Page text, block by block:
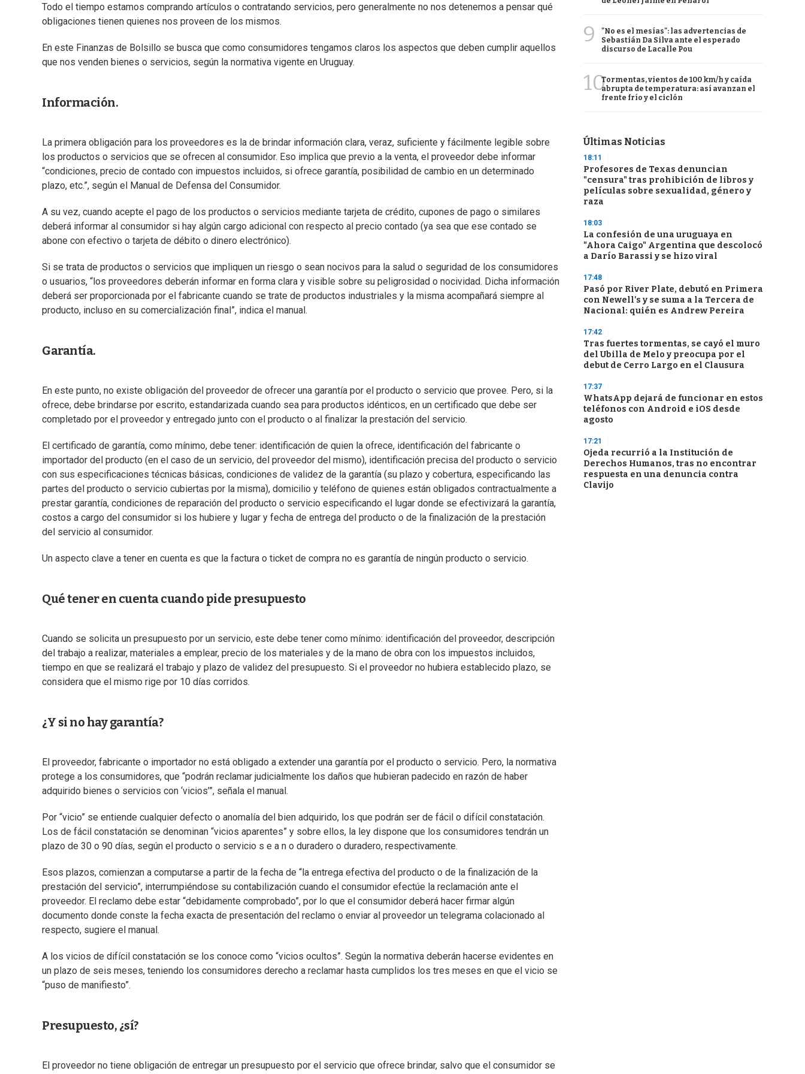
Todo el tiempo estamos comprando artículos o contratando servicios, pero generalmente no nos detenemos a pensar qué
obligaciones tienen quienes nos proveen de los mismos.
En este Finanzas de Bolsillo se busca que como consumidores tengamos claros los aspectos que deben cumplir aquellos
que nos venden bienes o servicios, según la normativa vigente en Uruguay.
Información.
La primera obligación para los proveedores es la de brindar información clara, veraz, suficiente y fácilmente legible sobre
los productos o servicios que se ofrecen al consumidor. Eso implica que previo a la venta, el proveedor debe informar
“condiciones, precio de contado con impuestos incluidos, si ofrece garantía, posibilidad de cambio en un determinado
plazo, etc.”, según el Manual de Defensa del Consumidor.
A su vez, cuando acepte el pago de los productos o servicios mediante tarjeta de crédito, cupones de pago o similares
deberá informar al consumidor si hay algún cargo adicional con respecto al precio contado (ya sea que ese contado se
abone con efectivo o tarjeta de débito o dinero electrónico).
Si se trata de productos o servicios que impliquen un riesgo o sean nocivos para la salud o seguridad de los consumidores
o usuarios, “los proveedores deberán informar en forma clara y visible sobre su peligrosidad o nocividad. Dicha información
deberá ser proporcionada por el fabricante cuando se trate de productos industriales y la misma acompañará siempre al
producto, incluso en su comercialización final”, indica el manual.
Garantía.
En este punto, no existe obligación del proveedor de ofrecer una garantía por el producto o servicio que provee. Pero, si la
ofrece, debe brindarse por escrito, estandarizada cuando sea para productos idénticos, en un certificado que debe ser
completado por el proveedor y entregado junto con el producto o al finalizar la prestación del servicio.
El certificado de garantía, como mínimo, debe tener: identificación de quien la ofrece, identificación del fabricante o
importador del producto (en el caso de un servicio, del proveedor del mismo), identificación precisa del producto o servicio
con sus especificaciones técnicas básicas, condiciones de validez de la garantía (su plazo y cobertura, especificando las
partes del producto o servicio cubiertas por la misma), domicilio y teléfono de quienes están obligados contractualmente a
prestar garantía, condiciones de reparación del producto o servicio especificando el lugar donde se efectivizará la garantía,
costos a cargo del consumidor si los hubiere y lugar y fecha de entrega del producto o de la finalización de la prestación
del servicio al consumidor.
Un aspecto clave a tener en cuenta es que la factura o ticket de compra no es garantía de ningún producto o servicio.
Qué tener en cuenta cuando pide presupuesto
Cuando se solicita un presupuesto por un servicio, este debe tener como mínimo: identificación del proveedor, descripción
del trabajo a realizar, materiales a emplear, precio de los materiales y de la mano de obra con los impuestos incluidos,
tiempo en que se realizará el trabajo y plazo de validez del presupuesto. Si el proveedor no hubiera establecido plazo, se
considera que el mismo rige por 10 días corridos.
¿Y si no hay garantía?
El proveedor, fabricante o importador no está obligado a extender una garantía por el producto o servicio. Pero, la normativa
protege a los consumidores, que “podrán reclamar judicialmente los daños que hubieran padecido en razón de haber
adquirido bienes o servicios con ‘vicios’”, señala el manual.
Por “vicio” se entiende cualquier defecto o anomalía del bien adquirido, los que podrán ser de fácil o difícil constatación.
Los de fácil constatación se denominan “vicios aparentes” y sobre ellos, la ley dispone que los consumidores tendrán un
plazo de 30 o 90 días, según el producto o servicio s e a n o duradero o duradero, respectivamente.
Esos plazos, comienzan a computarse a partir de la fecha de “la entrega efectiva del producto o de la finalización de la
prestación del servicio”, interrumpiéndose su contabilización cuando el consumidor efectúe la reclamación ante el
proveedor. El reclamo debe estar “debidamente comprobado”, por lo que el consumidor deberá hacer firmar algún
documento donde conste la fecha exacta de presentación del reclamo o enviar al proveedor un telegrama colacionado al
respecto, sugiere el manual.
A los vicios de difícil constatación se los conoce como “vicios ocultos”. Según la normativa deberán hacerse evidentes en
un plazo de seis meses, teniendo los consumidores derecho a reclamar hasta cumplidos los tres meses en que el vicio se
“puso de manifiesto”.
Presupuesto, ¿sí?
El proveedor no tiene obligación de entregar un presupuesto por el servicio que ofrece brindar, salvo que el consumidor se
9
"No es el mesías": las advertencias de
Sebastián Da Silva ante el esperado
discurso de Lacalle Pou
10Tormentas, vientos de 100 km/h y caída
abrupta de temperatura: así avanzan el
frente frío y el ciclón
Últimas Noticias
18:11
Profesores de Texas denuncian
"censura" tras prohibición de libros y
películas sobre sexualidad, género y
raza
18:03
La confesión de una uruguaya en
"Ahora Caigo" Argentina que descolocó
a Darío Barassi y se hizo viral
17:48
Pasó por River Plate, debutó en Primera
con Newell's y se suma a la Tercera de
Nacional: quién es Andrew Pereira
17:42
Tras fuertes tormentas, se cayó el muro
del Ubilla de Melo y preocupa por el
debut de Cerro Largo en el Clausura
17:37
WhatsApp dejará de funcionar en estos
teléfonos con Android e iOS desde
agosto
17:21
Ojeda recurrió a la Institución de
Derechos Humanos, tras no encontrar
respuesta en una denuncia contra
Clavijo